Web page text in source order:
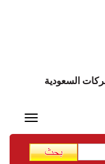
السعودية
Toggle